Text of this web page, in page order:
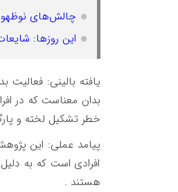
چالش‌های
این روزها:
یافته بالینی:
بدان معناست که در
خطر تشکیل لخته و
پیامد عملی: این
افرادی است که به
هستند .